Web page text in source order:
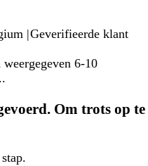
|Geverifieerde klant
6-10
Om trots op te